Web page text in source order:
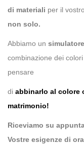
di materiali per il vostro
non solo.
Abbiamo un
combinazione dei
pensare
di abbinarlo al colore
matrimonio!
Riceviamo su
Vostre esigenze di